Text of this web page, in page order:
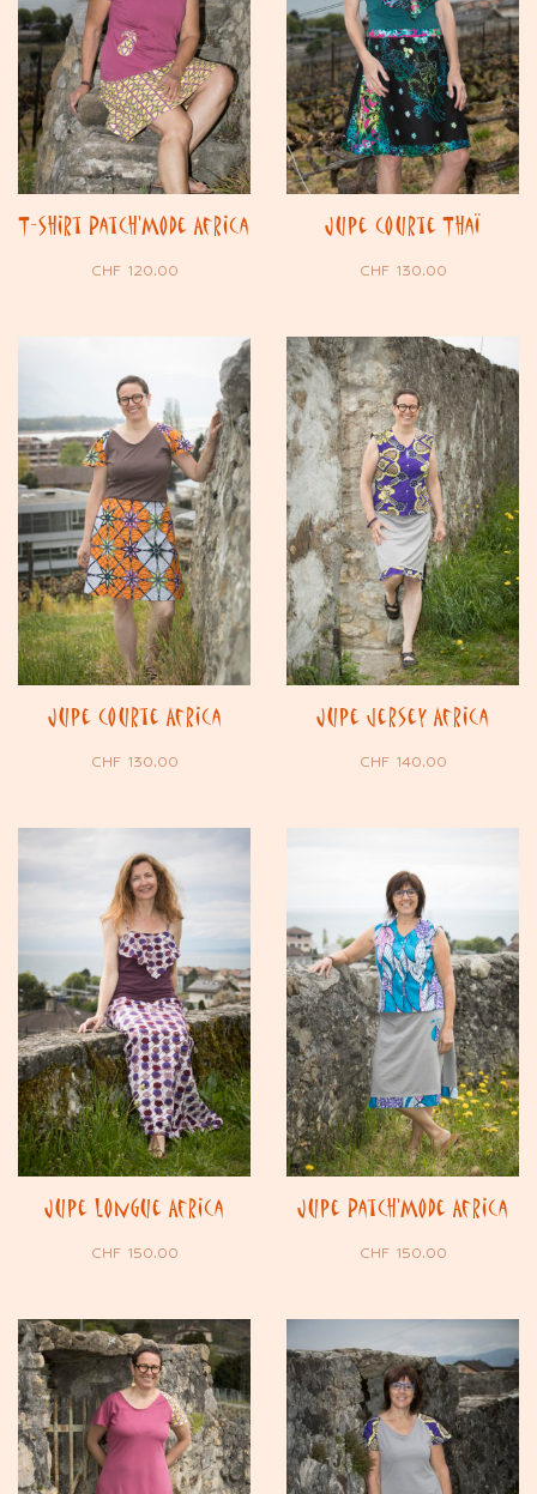
T-shirt Patch’Mode Africa
CHF120.00
Jupe courte Thaï
CHF130.00
Jupe courte Africa
CHF130.00
Jupe jersey Africa
CHF140.00
Jupe longue Africa
CHF150.00
Jupe Patch’Mode Africa
CHF150.00